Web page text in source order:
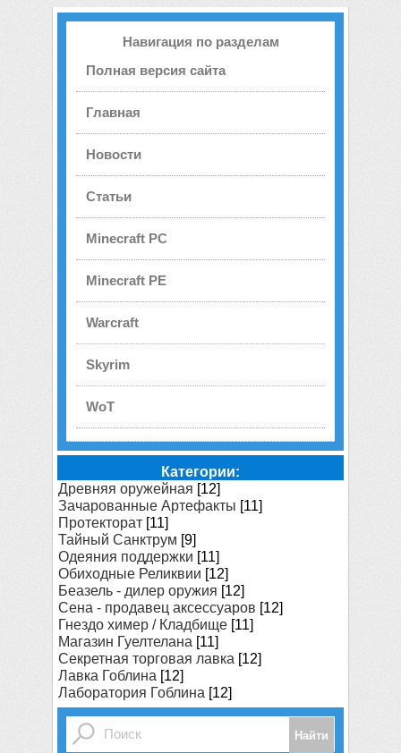
Навигация по разделам
Полная версия сайта
Главная
Новости
Статьи
Minecraft PC
Minecraft PE
Warcraft
Skyrim
WoT
Категории:
Древняя оружейная [12]
Зачарованные Артефакты [11]
Протекторат [11]
Тайный Санктрум [9]
Одеяния поддержки [11]
Обиходные Реликвии [12]
Беазель - дилер оружия [12]
Сена - продавец аксессуаров [12]
Гнездо химер / Кладбище [11]
Магазин Гуелтелана [11]
Секретная торговая лавка [12]
Лавка Гоблина [12]
Лаборатория Гоблина [12]